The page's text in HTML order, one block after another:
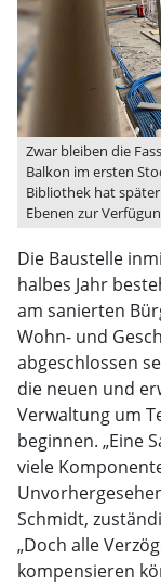
Zwar bleiben die
Balkon im ersten
Bibliothek hat
Ebenen zur
Die Baustelle
halbes Jahr
am sanierten
Wohn- und
abgeschlossen
die neuen und
Verwaltung um
beginnen. „Eine
viele
Schmidt,
„Doch alle
kompensieren